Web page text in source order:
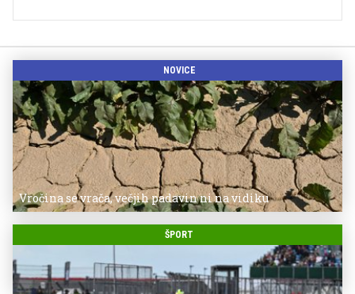
NOVICE
Vročina se vrača, večjih padavin ni na vidiku
ŠPORT